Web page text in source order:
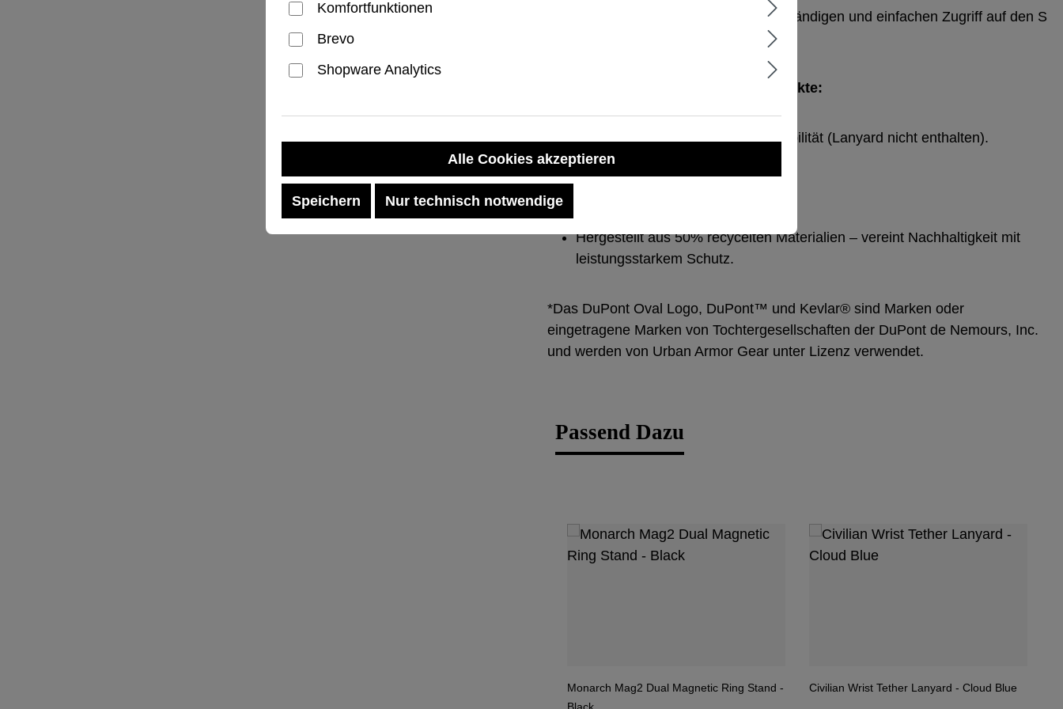
Exakte Aussparung für einen vollständigen und einfachen Zugriff auf den S
Integrierte Lanyard-Befestigungspunkte:
Für zusätzliche Sicherheit und Mobilität (Lanyard nicht enthalten).
Umweltfreundliche Konstruktion:
Hergestellt aus 50% recycelten Materialien – vereint Nachhaltigkeit mit
leistungsstarkem Schutz.
*Das DuPont Oval Logo, DuPont™ und Kevlar® sind Marken oder
eingetragene Marken von Tochtergesellschaften der DuPont de Nemours, Inc.
und werden von Urban Armor Gear unter Lizenz verwendet.
Passend Dazu
Monarch Mag2 Dual Magnetic Ring Stand -
Black
Civilian Wrist Tether Lanyard - Cloud Blue
Komfortfunktionen
Brevo
Shopware Analytics
Alle Cookies akzeptieren
Speichern Nur technisch notwendige